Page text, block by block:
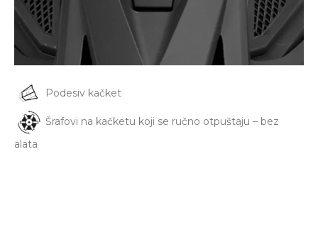
Podesiv kačket
Šrafovi na kačketu koji se ručno otpuštaju – bez
alata